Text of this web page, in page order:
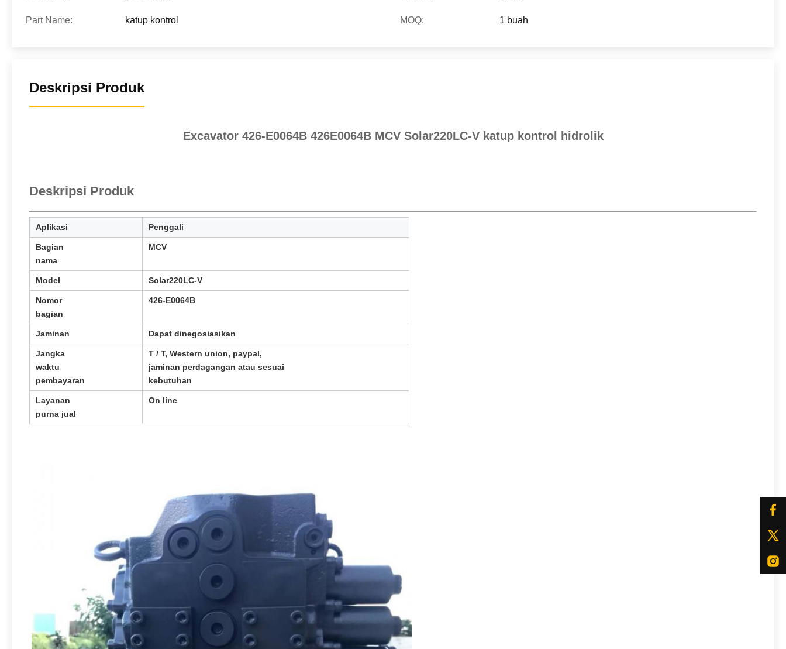
Part Name: katup kontrol MOQ: 1 buah
Deskripsi Produk
Excavator 426-E0064B 426E0064B MCV Solar220LC-V katup kontrol hidrolik
Deskripsi Produk
Aplikasi Penggali
Bagian
nama
MCV
Model Solar220LC-V
Nomor
bagian
426-E0064B
Jaminan Dapat dinegosiasikan
Jangka
waktu
pembayaran
T / T, Western union, paypal,
jaminan perdagangan atau sesuai
kebutuhan
Layanan
purna jual
On line